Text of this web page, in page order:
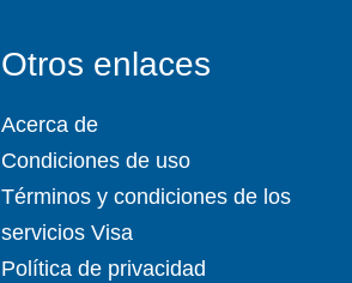
Otros enlaces
Acerca de
Condiciones de uso
Términos y condiciones de los
servicios Visa
Política de privacidad